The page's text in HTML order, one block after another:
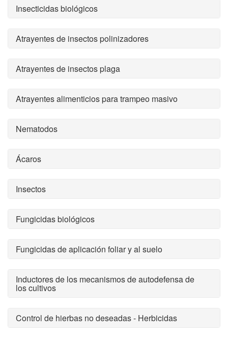
Insecticidas biológicos
Atrayentes de insectos polinizadores
Atrayentes de insectos plaga
Atrayentes alimenticios para trampeo masivo
Nematodos
Ácaros
Insectos
Fungicidas biológicos
Fungicidas de aplicación foliar y al suelo
Inductores de los mecanismos de autodefensa de
los cultivos
Control de hierbas no deseadas - Herbicidas